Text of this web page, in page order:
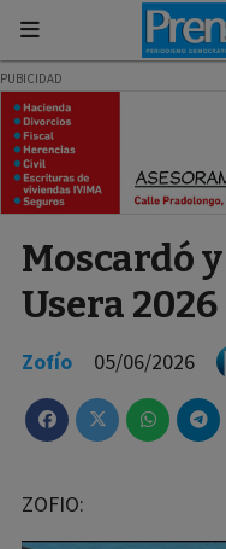
Moscardó
Usera 2026
Zofío 05/06/2026
ZOFIO: